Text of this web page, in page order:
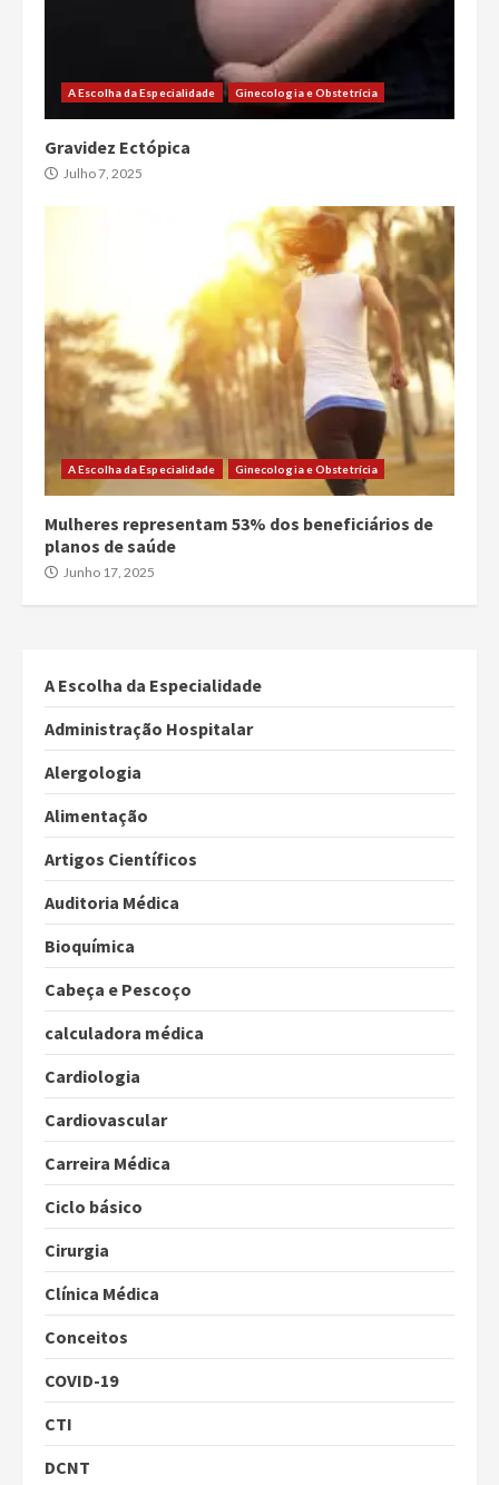
A Escolha da Especialidade Ginecologia e Obstetrícia
Gravidez Ectópica
Julho 7, 2025
A Escolha da Especialidade Ginecologia e Obstetrícia
Mulheres representam 53% dos beneficiários de
planos de saúde
Junho 17, 2025
A Escolha da Especialidade
Administração Hospitalar
Alergologia
Alimentação
Artigos Científicos
Auditoria Médica
Bioquímica
Cabeça e Pescoço
calculadora médica
Cardiologia
Cardiovascular
Carreira Médica
Ciclo básico
Cirurgia
Clínica Médica
Conceitos
COVID-19
CTI
DCNT